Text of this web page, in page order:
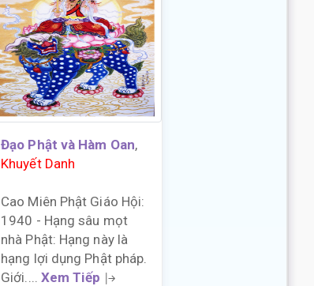
Đạo Phật và Hàm Oan,
Khuyết Danh
Cao Miên Phật Giáo Hội:
1940 - Hạng sâu mọt
nhà Phật: Hạng này là
hạng lợi dụng Phật pháp.
Giới.... Xem Tiếp